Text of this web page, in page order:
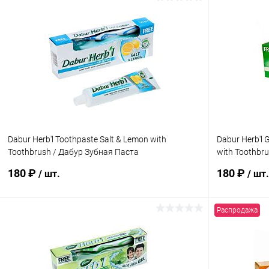
Dabur Herb'l Toothpaste Salt & Lemon with
Toothbrush / Дабур Зубная Паста
Щётка Ср. Жесткости 150 г
180 ₽ / шт.
Купить в 1 клик Сравнение
Dabur Herb'l
with
Лимоном +
180 ₽ / шт.
Распродажа